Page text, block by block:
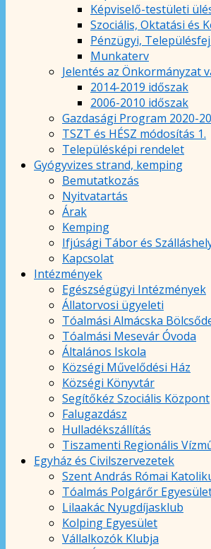
Képviselő-testületi
Szociális, Oktatási és
Pénzügyi,
Munkaterv
Jelentés az Önkormányzat
2014-2019 időszak
2006-2010 időszak
Gazdasági Program 2020-
TSZT és HÉSZ módosítás 1.
Településképi rendelet
Gyógyvizes strand, kemping
Bemutatkozás
Nyitvatartás
Árak
Kemping
Ifjúsági Tábor és
Kapcsolat
Intézmények
Egészségügyi Intézmények
Állatorvosi ügyeleti
Tóalmási Almácska
Tóalmási Mesevár Óvoda
Általános Iskola
Községi Művelődési Ház
Községi Könyvtár
Segítőkéz Szociális Központ
Falugazdász
Hulladékszállítás
Tiszamenti Regionális
Egyház és Civilszervezetek
Szent András Római
Tóalmás Polgárőr
Lilaakác Nyugdíjasklub
Kolping Egyesület
Vállalkozók Klubja